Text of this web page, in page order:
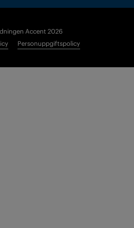
Accent 2026
Personuppgiftspolicy